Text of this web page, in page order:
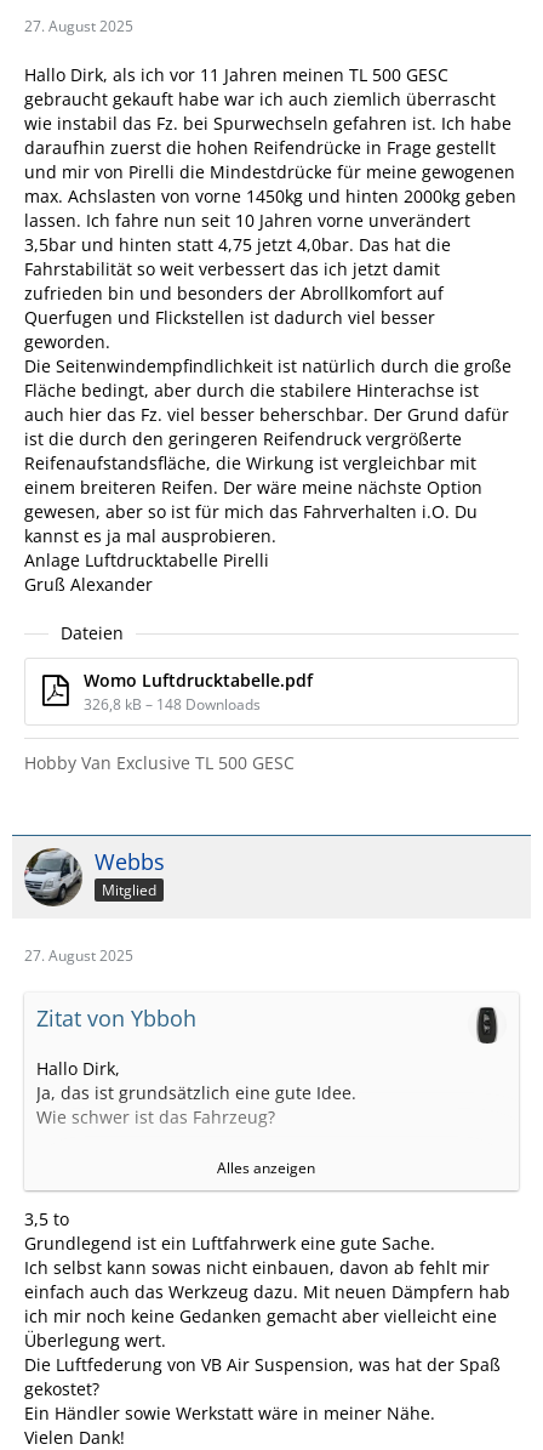
27. August 2025
Hallo Dirk, als ich vor 11 Jahren meinen TL 500 GESC
gebraucht gekauft habe war ich auch ziemlich überrascht
wie instabil das Fz. bei Spurwechseln gefahren ist. Ich habe
daraufhin zuerst die hohen Reifendrücke in Frage gestellt
und mir von Pirelli die Mindestdrücke für meine gewogenen
max. Achslasten von vorne 1450kg und hinten 2000kg geben
lassen. Ich fahre nun seit 10 Jahren vorne unverändert
3,5bar und hinten statt 4,75 jetzt 4,0bar. Das hat die
Fahrstabilität so weit verbessert das ich jetzt damit
zufrieden bin und besonders der Abrollkomfort auf
Querfugen und Flickstellen ist dadurch viel besser
geworden.
Die Seitenwindempfindlichkeit ist natürlich durch die große
Fläche bedingt, aber durch die stabilere Hinterachse ist
auch hier das Fz. viel besser beherschbar. Der Grund dafür
ist die durch den geringeren Reifendruck vergrößerte
Reifenaufstandsfläche, die Wirkung ist vergleichbar mit
einem breiteren Reifen. Der wäre meine nächste Option
gewesen, aber so ist für mich das Fahrverhalten i.O. Du
kannst es ja mal ausprobieren.
Anlage Luftdrucktabelle Pirelli
Gruß Alexander
Dateien
Womo Luftdrucktabelle.pdf
326,8 kB – 148 Downloads
Hobby Van Exclusive TL 500 GESC
Webbs
Mitglied
27. August 2025
Zitat von Ybboh
Hallo Dirk,
Ja, das ist grundsätzlich eine gute Idee.
Wie schwer ist das Fahrzeug?
Also wenn du vorne und hinten, das würde ich
persönlich so kombinieren, andere Federn einbaust,
dann erreichst du genau diese Ziel. Es wird straffer, je
nachdem welches Fahrwerk man auswählt (Hersteller).
Der Montageaufwand ist recht hoch, inkl. der
Spurvermessung in der Werksatt. Je nachdem wie hoch
die KM-Laufleistung ist, dann könnte man auch die
Dämpfer austauschen, wenn sowieso alles ausgebaut
wird. Theoretisch kann man das auch zu Hause machen.
Wenn man ein Luftfederung auf der Hinterachse einbaut,
dann ist das Ergebnis ganz ähnlich wie bei einem
Alles anzeigen
3,5 to
Grundlegend ist ein Luftfahrwerk eine gute Sache.
Ich selbst kann sowas nicht einbauen, davon ab fehlt mir
einfach auch das Werkzeug dazu. Mit neuen Dämpfern hab
ich mir noch keine Gedanken gemacht aber vielleicht eine
Überlegung wert.
Die Luftfederung von VB Air Suspension, was hat der Spaß
gekostet?
Ein Händler sowie Werkstatt wäre in meiner Nähe.
Vielen Dank!